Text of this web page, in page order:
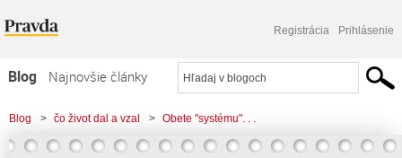
Registrácia Prihlásenie
Blog
Najnovšie články
Najčítanejšie články
Najkomentovanejšie články
Blog > čo život dal a vzal > Obete "systému". . .